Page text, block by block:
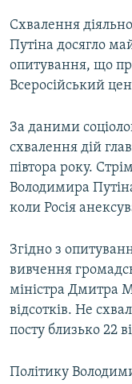
Схвалення
Путіна досягло
опитування, що
Всеросійський
За даними
схвалення дій
півтора року.
Володимира
коли Росія
Згідно з
вивчення
міністра Дмитра
відсотків. Не
посту близько 22
Політику